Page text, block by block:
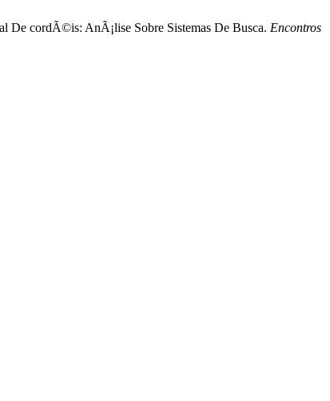
cordÃ©is: AnÃ¡lise Sobre Sistemas De Busca. Encontros